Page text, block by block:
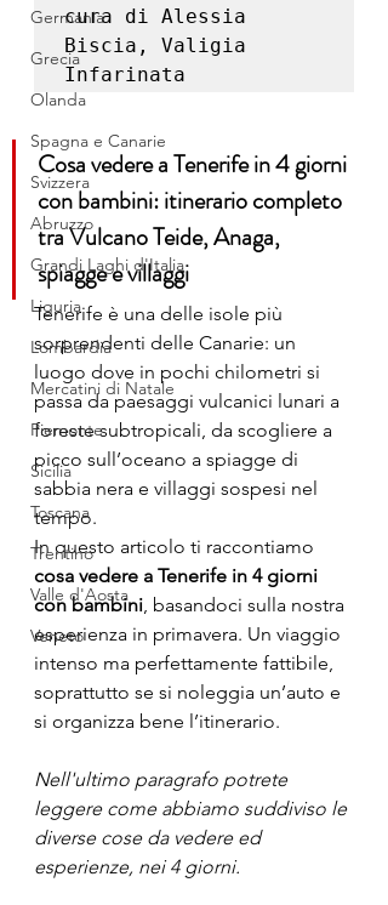
Germania
Grecia
Olanda
Spagna e Canarie
Svizzera
Abruzzo
Grandi Laghi d'Italia
Liguria
Lombardia
Mercatini di Natale
Piemonte
Sicilia
Toscana
Trentino
Valle d'Aosta
Veneto
cura di Alessia
Biscia, Valigia
Infarinata
Cosa vedere a Tenerife in 4 giorni
con bambini: itinerario completo
tra Vulcano Teide, Anaga,
spiagge e villaggi
Tenerife è una delle isole più
sorprendenti delle Canarie: un
luogo dove in pochi chilometri si
passa da paesaggi vulcanici lunari a
foreste subtropicali, da scogliere a
picco sull’oceano a spiagge di
sabbia nera e villaggi sospesi nel
tempo.
In questo articolo ti raccontiamo
cosa vedere a Tenerife in 4 giorni
con bambini, basandoci sulla nostra
esperienza in primavera. Un viaggio
intenso ma perfettamente fattibile,
soprattutto se si noleggia un’auto e
si organizza bene l’itinerario.
Nell'ultimo paragrafo potrete
leggere come abbiamo suddiviso le
diverse cose da vedere ed
esperienze, nei 4 giorni.